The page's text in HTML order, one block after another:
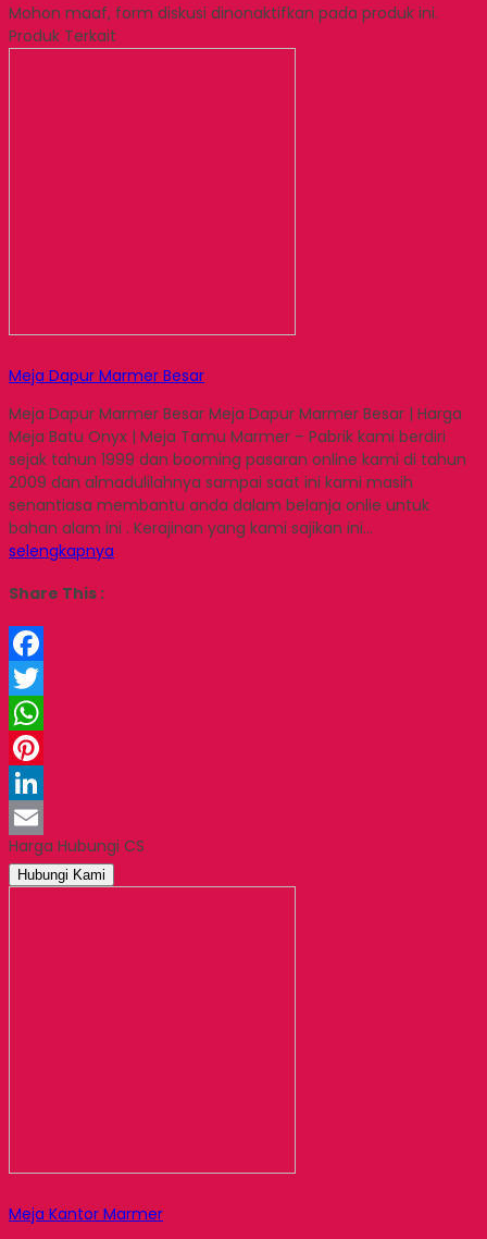
Mohon maaf, form diskusi dinonaktifkan pada produk ini.
Produk Terkait
Meja Dapur Marmer Besar
Meja Dapur Marmer Besar Meja Dapur Marmer Besar | Harga
Meja Batu Onyx | Meja Tamu Marmer – Pabrik kami berdiri
sejak tahun 1999 dan booming pasaran online kami di tahun
2009 dan almadulilahnya sampai saat ini kami masih
senantiasa membantu anda dalam belanja onlie untuk
bahan alam ini . Kerajinan yang kami sajikan ini…
selengkapnya
Share This :
Facebook
Twitter
WhatsApp
Pinterest
LinkedIn
Email
Harga Hubungi CS
Hubungi Kami
Meja Kantor Marmer